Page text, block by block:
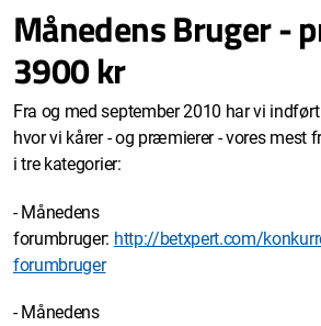
Månedens Bruger -
3900 kr
Fra og med september 2010 har vi
hvor vi kårer - og præmierer - vores mest
i tre kategorier:
- Månedens
forumbruger: http://betxpert.com/
forumbruger
- Månedens